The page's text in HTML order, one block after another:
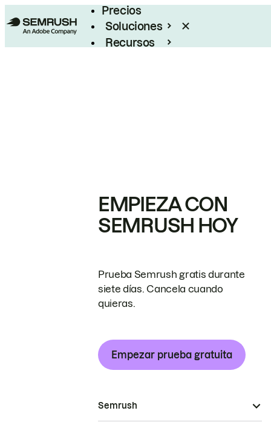
Precios
Soluciones
Recursos
EMPIEZA CON
SEMRUSH HOY
Prueba Semrush gratis durante
siete días. Cancela cuando
quieras.
Empezar prueba gratuita
Semrush